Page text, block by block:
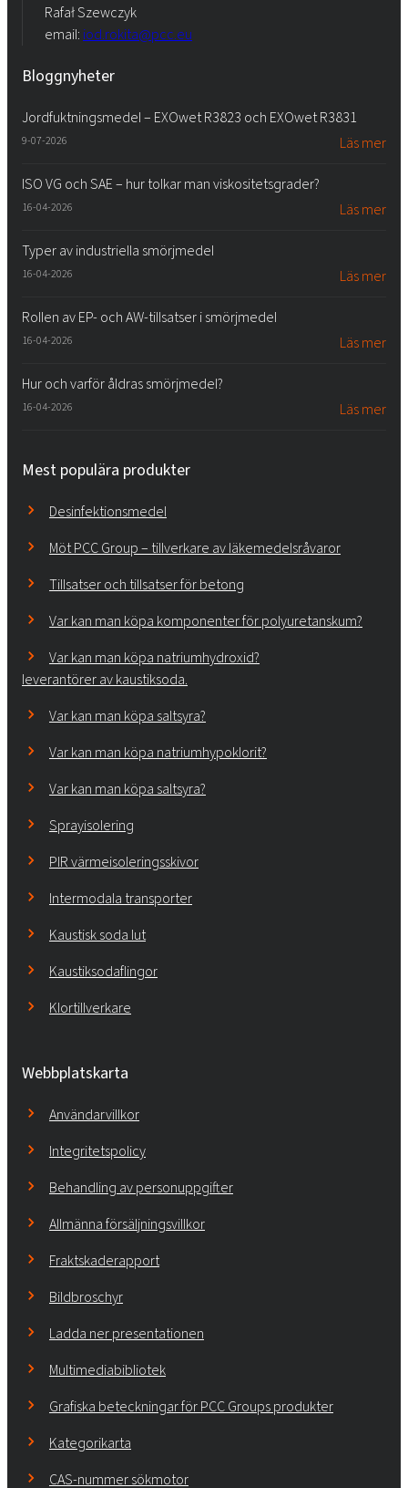
Rafał Szewczyk
email: iod.rokita@pcc.eu
Bloggnyheter
Jordfuktningsmedel – EXOwet R3823 och EXOwet R3831
9-07-2026 Läs mer
ISO VG och SAE – hur tolkar man viskositetsgrader?
16-04-2026 Läs mer
Typer av industriella smörjmedel
16-04-2026 Läs mer
Rollen av EP- och AW-tillsatser i smörjmedel
16-04-2026 Läs mer
Hur och varför åldras smörjmedel?
16-04-2026 Läs mer
Mest populära produkter
Desinfektionsmedel
Möt PCC Group – tillverkare av läkemedelsråvaror
Tillsatser och tillsatser för betong
Var kan man köpa komponenter för polyuretanskum?
Var kan man köpa natriumhydroxid?
leverantörer av kaustiksoda.
Var kan man köpa saltsyra?
Var kan man köpa natriumhypoklorit?
Var kan man köpa saltsyra?
Sprayisolering
PIR värmeisoleringsskivor
Intermodala transporter
Kaustisk soda lut
Kaustiksodaflingor
Klortillverkare
Webbplatskarta
Användarvillkor
Integritetspolicy
Behandling av personuppgifter
Allmänna försäljningsvillkor
Fraktskaderapport
Bildbroschyr
Ladda ner presentationen
Multimediabibliotek
Grafiska beteckningar för PCC Groups produkter
Kategorikarta
CAS-nummer sökmotor